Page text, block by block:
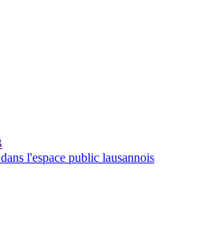
l'espace public lausannois